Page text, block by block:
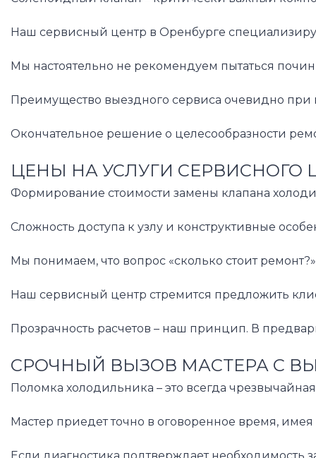
Наш сервисный центр в Оренбурге
Мы настоятельно не рекомендуем пытаться
Преимущество выездного сервиса очевидно при
Окончательное решение о целесообразности
ЦЕНЫ НА УСЛУГИ СЕРВИСНОГО
Формирование стоимости замены клапана
Сложность доступа к узлу и конструктивные
Мы понимаем, что вопрос «сколько стоит
Наш сервисный центр стремится предложить
Прозрачность расчетов – наш принцип. В
СРОЧНЫЙ ВЫЗОВ МАСТЕРА С
Поломка холодильника – это всегда
Мастер приедет точно в оговоренное время,